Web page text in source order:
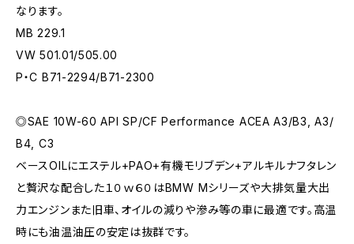
なります。
MB 229.1
VW 501.01/505.00
P・C B71-2294/B71-2300
◎SAE 10W-60 API SP/CF Performance ACEA A3/B3, A3/
B4, C3
ベースOILにエステル+PAO+有機モリブデン+アルキルナフタレン
と贅沢な配合した１０ｗ６０はBMW Mシリーズや大排気量大出
力エンジンまた旧車、オイルの減りや滲み等の車に最適です。高温
時にも油温油圧の安定は抜群です。